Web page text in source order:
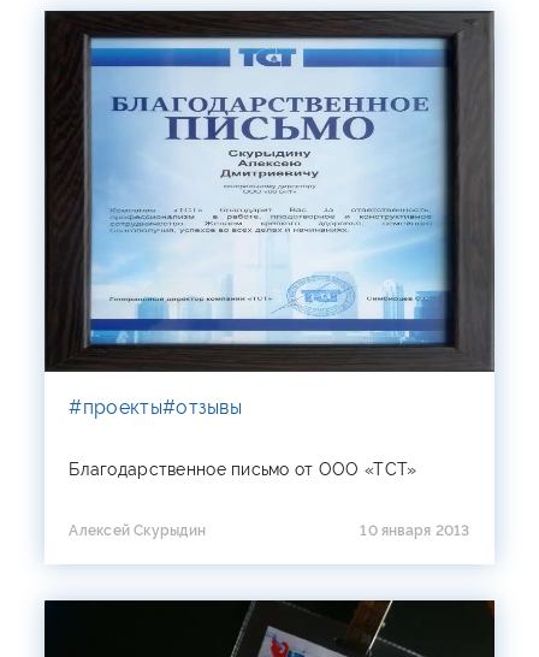
#проекты#отзывы
Благодарственное письмо от ООО «ТСТ»
Алексей Скурыдин 10 января 2013